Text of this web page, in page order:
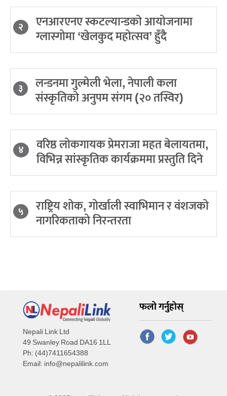
२ एनआरएनए स्कटल्यान्डको आयोजनामा
ग्लास्गोमा ‘खेलकुद महोत्सव’ हुँदै
३ लन्डनमा गुल्मेली भेला, नेपाली कला
संस्कृतिको अनुपम संगम (२० तस्विर)
४ वरिष्ठ लोकगायक प्रेमराजा महत बेलायतमा,
विभिन्न सांस्कृतिक कार्यक्रममा प्रस्तुति दिने
५ राष्ट्रिय शोक, गोर्खाली स्वाभिमान र वंशजको
नागरिकताको निरन्तरता
Nepali Link Ltd
49 Swanley Road DA16 1LL
Ph: (44)7411654388
Email: info@nepalilink.com
फलो गर्नुहोस्